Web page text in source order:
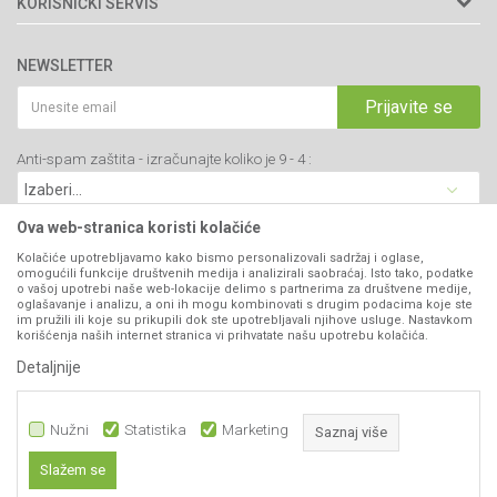
34000 Kragujevac, Srbija
webshop@agromarket.rs
PIB: 102135221
Matični broj: 07593252
Prodavnice
Brendovi
Katalozi
Blog
Najčešća pitanja
Politika privatnosti
Kako kupiti
Isporuka
Click & Collect
Načini plaćanja
Plaćanje karticama
Web kredit Raiffeisen banke
Pravo na odustajanje
Reklamacije
Zamena artikala
NEWSLETTER
Prijavite se
Anti-spam zaštita - izračunajte koliko je 9 - 4 :
VIBER I SMS NEWSLETTER
Prijavite se
PRATITE NAS
Ova web-stranica koristi kolačiće
Kolačiće upotrebljavamo kako bismo personalizovali sadržaj i oglase,
omogućili funkcije društvenih medija i analizirali saobraćaj. Isto tako, podatke
o vašoj upotrebi naše web-lokacije delimo s partnerima za društvene medije,
oglašavanje i analizu, a oni ih mogu kombinovati s drugim podacima koje ste
im pružili ili koje su prikupili dok ste upotrebljavali njihove usluge. Nastavkom
korišćenja naših internet stranica vi prihvatate našu upotrebu kolačića.
Detaljnije
Nužni Statistika Marketing Saznaj više
Slažem se